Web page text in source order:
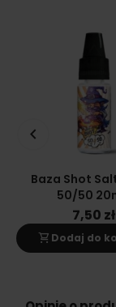
Baza Shot
50/50
7,50 zł
shopping_cart Dodaj do
keyboard_arrow_left